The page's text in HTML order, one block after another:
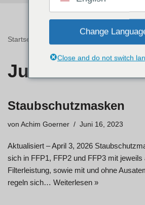
Startseite Archive für
Juni 2023
Staubschutzmasken
von Achim Goerner Juni 16, 2023
Aktualisiert – April 3, 2026
sich in FFP1, FFP2 und FFP3 mit jeweils
Filterleistung, sowie mit und ohne
regeln sich… Weiterlesen »
Change
Close and do not switch